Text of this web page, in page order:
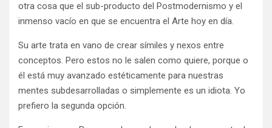
otra cosa que el sub-producto del Postmodernismo y el
inmenso vacío en que se encuentra el Arte hoy en día.
Su arte trata en vano de crear símiles y nexos entre
conceptos. Pero estos no le salen como quiere, porque o
él está muy avanzado estéticamente para nuestras
mentes subdesarrolladas o simplemente es un idiota. Yo
prefiero la segunda opción.